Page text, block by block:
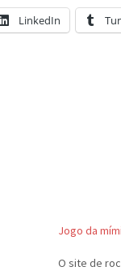
LinkedIn
Jogo da
O site de